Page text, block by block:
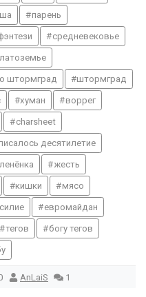
парень
средневековье
штормград штормград
хуман воррег
charsheet
десятилетие
жесть
кишки мясо
евромайдан
тегов богу тегов
AnLaiS 1